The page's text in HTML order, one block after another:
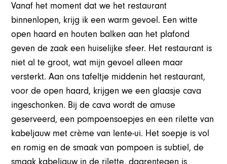
Vanaf het moment dat we het restaurant
binnenlopen, krijg ik een warm gevoel. Een witte
open haard en houten balken aan het plafond
geven de zaak een huiselijke sfeer. Het restaurant is
niet al te groot, wat mijn gevoel alleen maar
versterkt. Aan ons tafeltje middenin het restaurant,
voor de open haard, krijgen we een glaasje cava
ingeschonken. Bij de cava wordt de amuse
geserveerd, een pompoensoepjes en een rilette van
kabeljauw met crème van lente-ui. Het soepje is vol
en romig en de smaak van pompoen is subtiel, de
smaak kabeljauw in de rilette, daarentegen is